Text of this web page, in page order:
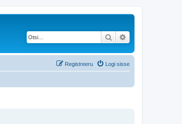
Otsi
Logi sisse
Registreeru